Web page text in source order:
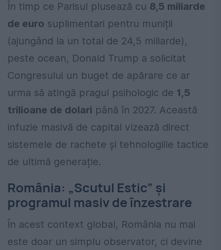
În timp ce Parisul plusează cu 8,5 miliarde
de euro suplimentari pentru muniții
(ajungând la un total de 24,5 miliarde),
peste ocean, Donald Trump a solicitat
Congresului un buget de apărare ce ar
urma să atingă pragul psihologic de 1,5
trilioane de dolari până în 2027. Această
infuzie masivă de capital vizează direct
sistemele de rachete și tehnologiile tactice
de ultimă generație.
România: „Scutul Estic” și
programul masiv de înzestrare
În acest context global, România nu mai
este doar un simplu observator, ci devine